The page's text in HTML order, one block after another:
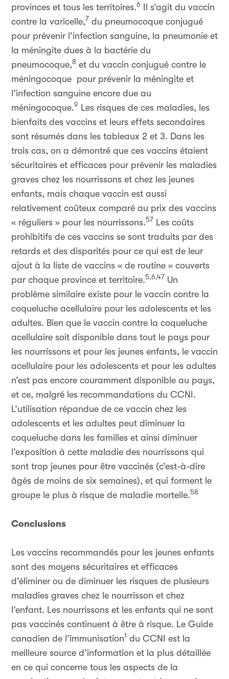
provinces et tous les territoires.6
Il s’agit du vaccin
contre la varicelle,7 du pneumocoque conjugué
pour prévenir l’infection sanguine, la pneumonie et
la méningite dues à la bactérie du
pneumocoque,8 et du vaccin conjugué contre le
méningocoque pour prévenir la méningite et
l’infection sanguine encore due au
méningocoque.9 Les risques de ces maladies, les
bienfaits des vaccins et leurs effets secondaires
sont résumés dans les tableaux 2 et 3. Dans les
trois cas, on a démontré que ces vaccins étaient
sécuritaires et efficaces pour prévenir les maladies
graves chez les nourrissons et chez les jeunes
enfants, mais chaque vaccin est aussi
relativement coûteux comparé au prix des vaccins
« réguliers » pour les nourrissons.57 Les coûts
prohibitifs de ces vaccins se sont traduits par des
retards et des disparités pour ce qui est de leur
ajout à la liste de vaccins « de routine » couverts
par chaque province et territoire.5,6,47 Un
problème similaire existe pour le vaccin contre la
coqueluche acellulaire pour les adolescents et les
adultes. Bien que le vaccin contre la coqueluche
acellulaire soit disponible dans tout le pays pour
les nourrissons et pour les jeunes enfants, le vaccin
acellulaire pour les adolescents et pour les adultes
n’est pas encore couramment disponible au pays,
et ce, malgré les recommandations du CCNI.
L’utilisation répandue de ce vaccin chez les
adolescents et les adultes peut diminuer la
coqueluche dans les familles et ainsi diminuer
l’exposition à cette maladie des nourrissons qui
sont trop jeunes pour être vaccinés (c’est-à-dire
âgés de moins de six semaines), et qui forment le
groupe le plus à risque de maladie mortelle.58
Conclusions
Les vaccins recommandés pour les jeunes enfants
sont des moyens sécuritaires et efficaces
d’éliminer ou de diminuer les risques de plusieurs
maladies graves chez le nourrisson et chez
l’enfant. Les nourrissons et les enfants qui ne sont
pas vaccinés continuent à être à risque. Le Guide
canadien de l’immunisation1 du CCNI est la
meilleure source d’information et la plus détaillée
en ce qui concerne tous les aspects de la